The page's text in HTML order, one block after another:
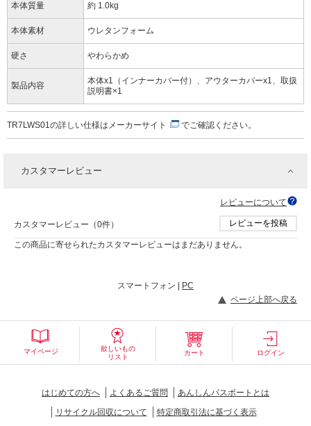
本体質量 約 1.0kg
本体素材 ウレタンフォーム
硬さ やわらかめ
製品内容
本体x1（インナーカバー付）、アウターカバーx1、取扱
説明書×1
TR7LWS01の詳しい仕様は メーカーサイト でご確認ください。
カスタマーレビュー
レビューについて
カスタマーレビュー（0件） レビューを投稿
この商品に寄せられたカスタマーレビューはまだありません。
スマートフォン |
PC
ページ上部へ戻る
マイページ
欲しいもの
リスト
カート ログイン
はじめての方へ よくあるご質問
あんしんパスポートとは
リサイクル回収について
特定商取引法に基づく表示